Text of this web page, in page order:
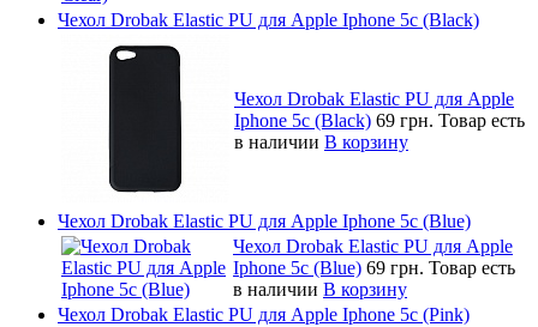
Чехол Drobak Elastic PU для Apple Iphone 5c (Black)
Чехол Drobak Elastic PU для Apple
Iphone 5c (Black) 69 грн. Товар есть
в наличии В корзину
Чехол Drobak Elastic PU для Apple Iphone 5c (Blue)
Чехол Drobak Elastic PU для Apple
Iphone 5c (Blue) 69 грн. Товар есть
в наличии В корзину
Чехол Drobak Elastic PU для Apple Iphone 5c (Pink)